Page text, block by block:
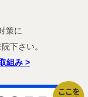
策に
下さい。
組み >